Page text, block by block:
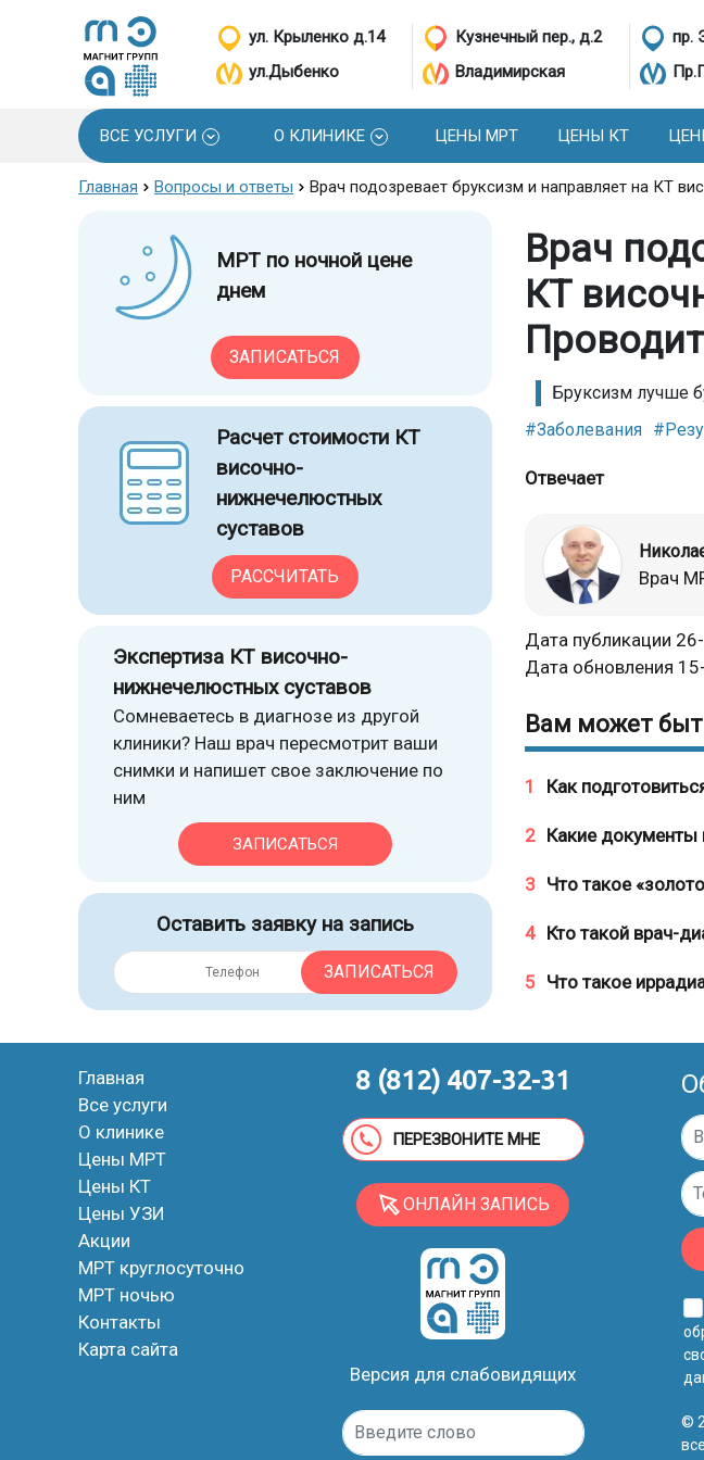
ул. Крыленко д.14
ул.Дыбенко
Кузнечный пер., д.2
Владимирская
пр.
ВСЕ УСЛУГИ О КЛИНИКЕ ЦЕНЫ МРТ ЦЕНЫ КТ
Главная Вопросы и ответы Врач подозревает бруксизм и направляет на КТ
МРТ по ночной цене
днем
ЗАПИСАТЬСЯ
Расчет стоимости КТ
височно-
нижнечелюстных
суставов
РАССЧИТАТЬ
Экспертиза КТ височно-
нижнечелюстных суставов
Сомневаетесь в диагнозе из другой
клиники? Наш врач пересмотрит ваши
снимки и напишет свое заключение по
ним
ЗАПИСАТЬСЯ
Оставить заявку на запись
ЗАПИСАТЬСЯ
Врач
КТ
Бруксизм лучше
#Заболевания
Отвечает
Врач
Дата публикации
Дата обновления
Вам может
1 Как
2 Какие документы
3 Что такое
4 Кто такой врач-
5 Что такое
Главная
Все услуги
О клинике
Цены МРТ
Цены КТ
Цены УЗИ
Акции
МРТ круглосуточно
МРТ ночью
Контакты
Карта сайта
8 (812) 407-32-31
ПЕРЕЗВОНИТЕ МНЕ
ОНЛАЙН ЗАПИСЬ
Версия для слабовидящих
©